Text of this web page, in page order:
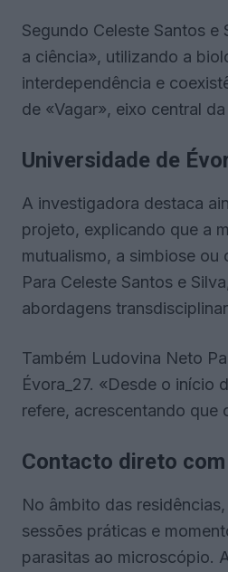
Segundo Celeste Santos
a ciência», utilizando a
interdependência e
de «Vagar», eixo central
Universidade de
A investigadora destaca
projeto, explicando que a
mutualismo, a simbiose
Para Celeste Santos e
abordagens
Também Ludovina Neto
Évora_27. «Desde o início
refere, acrescentando que
Contacto direto
No âmbito das
sessões práticas e
parasitas ao microscópio.